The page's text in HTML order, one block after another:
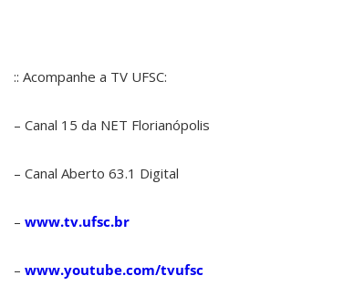
:: Acompanhe a TV UFSC:
– Canal 15 da NET Florianópolis
– Canal Aberto 63.1 Digital
– www.tv.ufsc.br
– www.youtube.com/tvufsc